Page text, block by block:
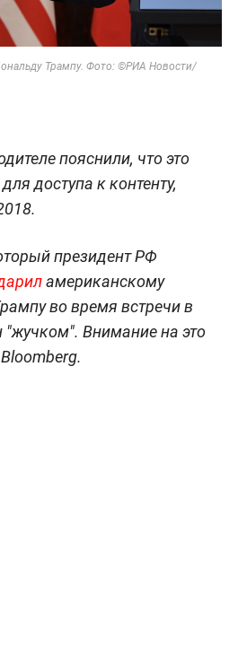
Трампу. Фото: ©РИА Новости/
пояснили, что это
доступа к контенту,
президент РФ
американскому
во время встречи в
"жучком". Внимание на это